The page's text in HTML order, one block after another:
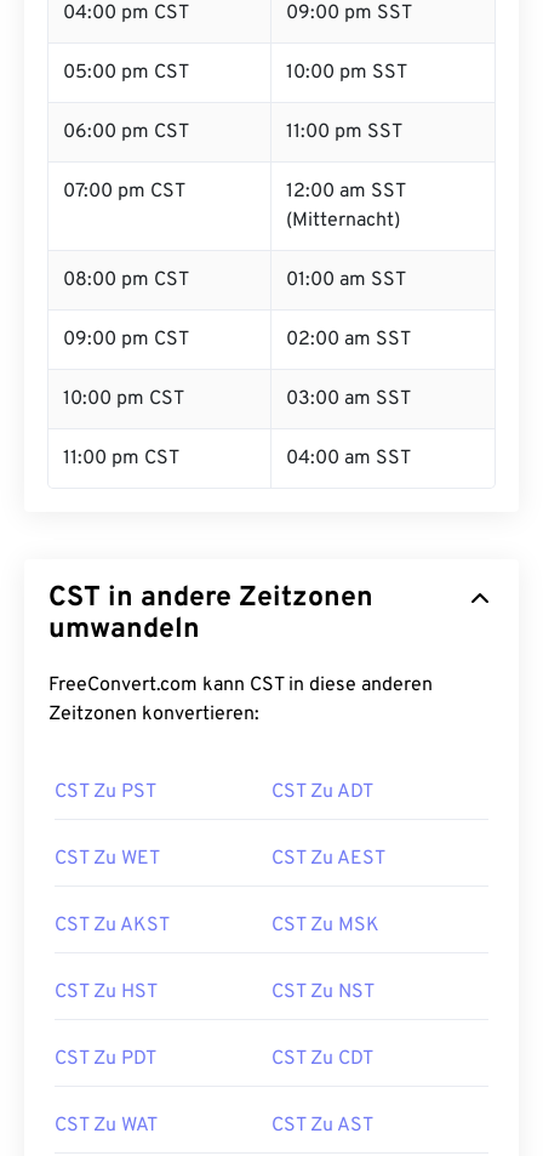
04:00 pm CST 09:00 pm SST
05:00 pm CST 10:00 pm SST
06:00 pm CST 11:00 pm SST
07:00 pm CST
12:00 am SST
(Mitternacht)
08:00 pm CST 01:00 am SST
09:00 pm CST 02:00 am SST
10:00 pm CST 03:00 am SST
11:00 pm CST 04:00 am SST
CST in andere Zeitzonen
umwandeln
FreeConvert.com kann CST in diese anderen
Zeitzonen konvertieren:
CST Zu PST CST Zu ADT
CST Zu WET CST Zu AEST
CST Zu AKST CST Zu MSK
CST Zu HST CST Zu NST
CST Zu PDT CST Zu CDT
CST Zu WAT CST Zu AST